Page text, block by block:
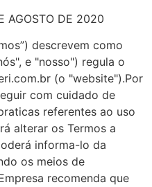
AGOSTO DE 2020
descrevem como
e "nosso") regula o
(o "website").Por
com cuidado de
referentes ao uso
alterar os Termos a
informa-lo da
os meios de
recomenda que